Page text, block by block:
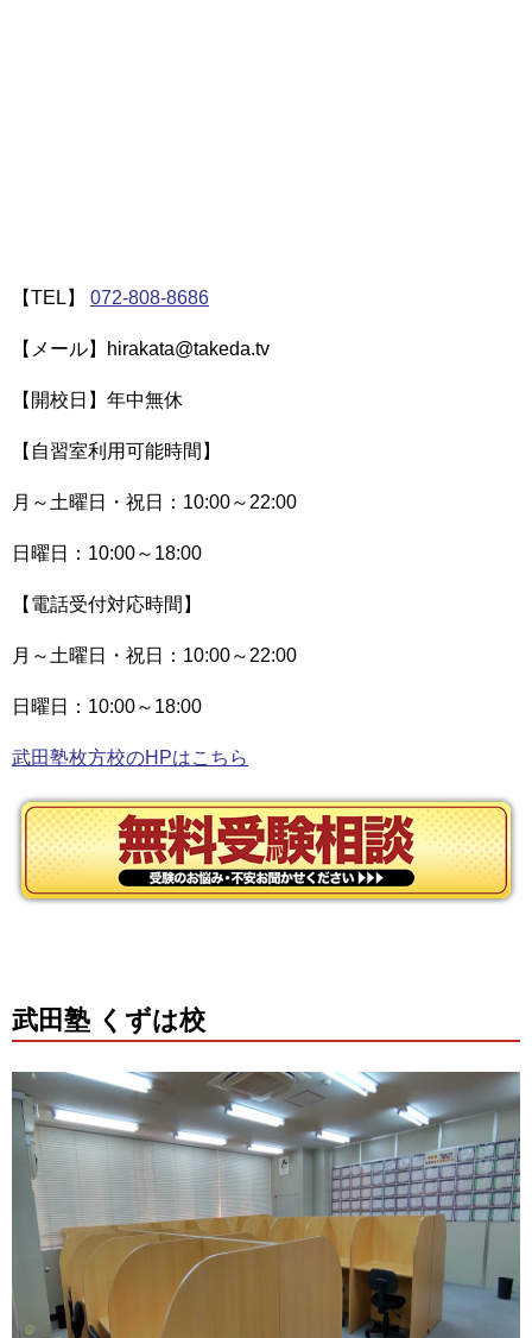
【TEL】 072-808-8686
【メール】hirakata@takeda.tv
【開校日】年中無休
【自習室利用可能時間】
月～土曜日・祝日：10:00～22:00
日曜日：10:00～18:00
【電話受付対応時間】
月～土曜日・祝日：10:00～22:00
日曜日：10:00～18:00
武田塾枚方校のHPはこちら
武田塾 くずは校